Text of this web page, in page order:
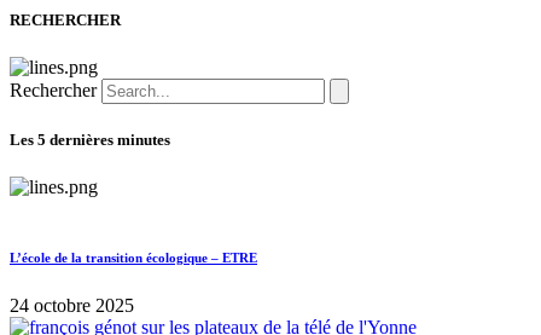
RECHERCHER
Rechercher
Les 5 dernières minutes
L’école de la transition écologique – ETRE
24 octobre 2025